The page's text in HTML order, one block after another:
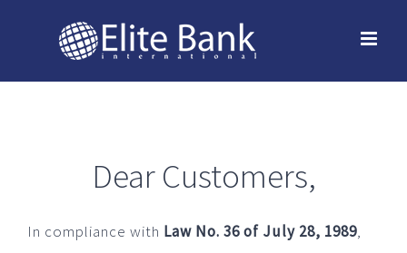
content
Dear Customers,
In compliance with Law No. 36 of July 28, 1989,